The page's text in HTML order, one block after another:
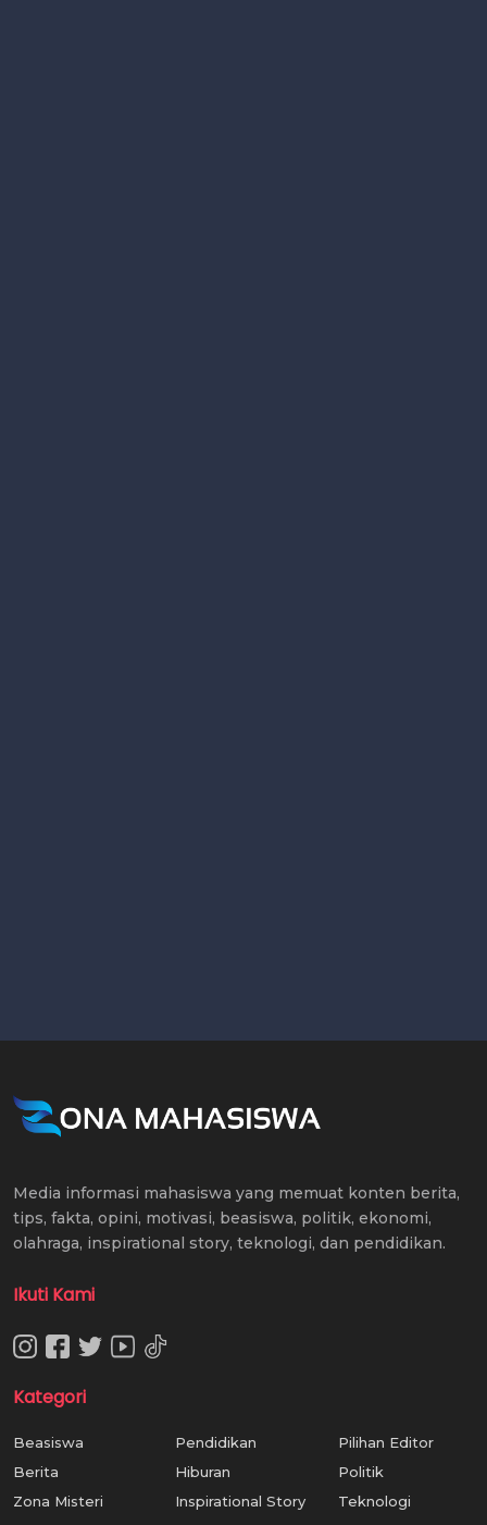
Media informasi mahasiswa yang memuat konten berita,
tips, fakta, opini, motivasi, beasiswa, politik, ekonomi,
olahraga, inspirational story, teknologi, dan pendidikan.
Ikuti Kami
Kategori
Beasiswa
Berita
Zona Misteri
Pendidikan
Hiburan
Inspirational Story
Pilihan Editor
Politik
Teknologi